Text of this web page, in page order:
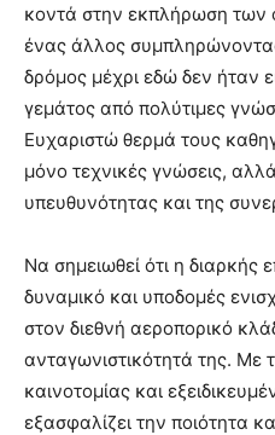
κοντά στην εκπλήρωση των
ένας άλλος
δρόμος μέχρι εδώ δεν ήταν
γεμάτος από πολύτιμες
Ευχαριστώ θερμά τους
μόνο τεχνικές γνώσεις,
υπευθυνότητας και της
Να σημειωθεί ότι η διαρκής
δυναμικό και υποδομές
στον διεθνή αεροπορικό
ανταγωνιστικότητά της. Με
καινοτομίας και
εξασφαλίζει την ποιότητα